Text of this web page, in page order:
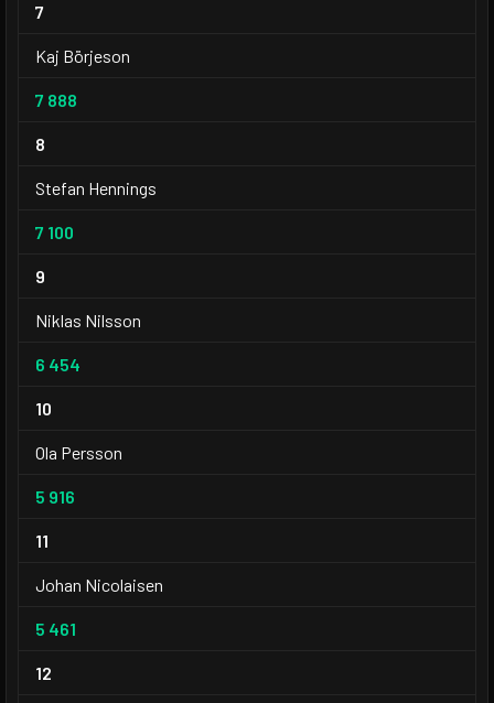
7
Kaj Börjeson
7 888
8
Stefan Hennings
7 100
9
Niklas Nilsson
6 454
10
Ola Persson
5 916
11
Johan Nicolaisen
5 461
12